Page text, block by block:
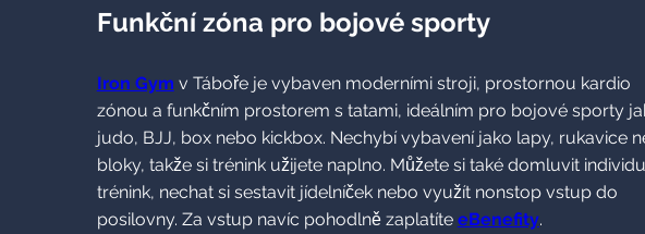
Funkční zóna pro bojové sporty
Iron Gym v Táboře je vybaven moderními stroji, prostornou kardio
zónou a funkčním prostorem s tatami, ideálním pro bojové sporty
judo, BJJ, box nebo kickbox. Nechybí vybavení jako lapy, rukavice
bloky, takže si trénink užijete naplno. Můžete si také domluvit
trénink, nechat si sestavit jídelníček nebo využít nonstop vstup do
posilovny. Za vstup navíc pohodlně zaplatíte eBenefity.